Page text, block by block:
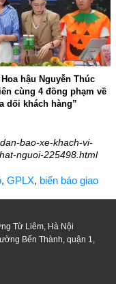
hậu Nguyễn Thúc
cùng 4 đồng phạm về
dối khách hàng”
bao-xe-khach-vi-
nguoi-225498.html
, GPLX, biển báo giao
Từ Liêm, Hà Nội
Bến Thành, quận 1,